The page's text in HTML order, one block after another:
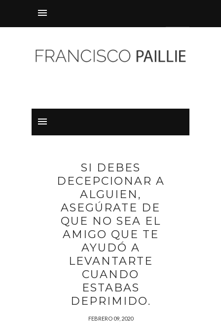
SI DEBES
DECEPCIONAR A
ALGUIEN,
ASEGÚRATE DE
QUE NO SEA EL
AMIGO QUE TE
AYUDÓ A
LEVANTARTE
CUANDO
ESTABAS
DEPRIMIDO.
FEBRERO 09, 2020